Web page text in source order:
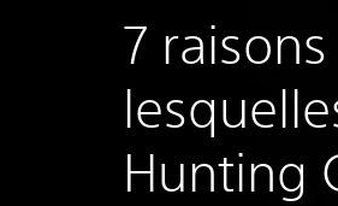
7
Hunting